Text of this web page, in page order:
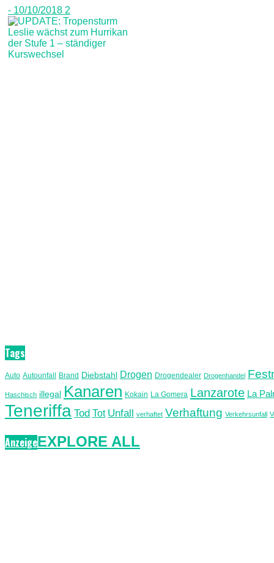
- 10/10/2018 2
Tags
Auto Autounfall Brand Diebstahl Drogen Drogendealer Drogenhandel
Haschisch illegal Kanaren Kokain La Gomera Lanzarote La
Teneriffa Tod Tot Unfall verhaftet Verhaftung Verkehrsunfall
AnzeigeEXPLORE ALL